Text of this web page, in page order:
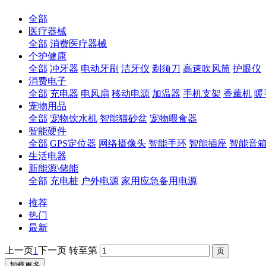
全部
医疗器械
全部 消费医疗器械
个护健康
全部 冲牙器 电动牙刷 洁牙仪 剃须刀 高速吹风筒 护眼仪
消费电子
全部 充电器 电风扇 移动电源 加温器 手机支架 香薰机 暖
宠物用品
全部 宠物饮水机 智能猫砂盆 宠物喂食器
智能硬件
全部 GPS定位器 网络摄像头 智能手环 智能插座 智能音
生活电器
新能源\储能
全部 充电桩 户外电源 家用应急备用电源
推荐
热门
最新
上一页1下一页 转至第